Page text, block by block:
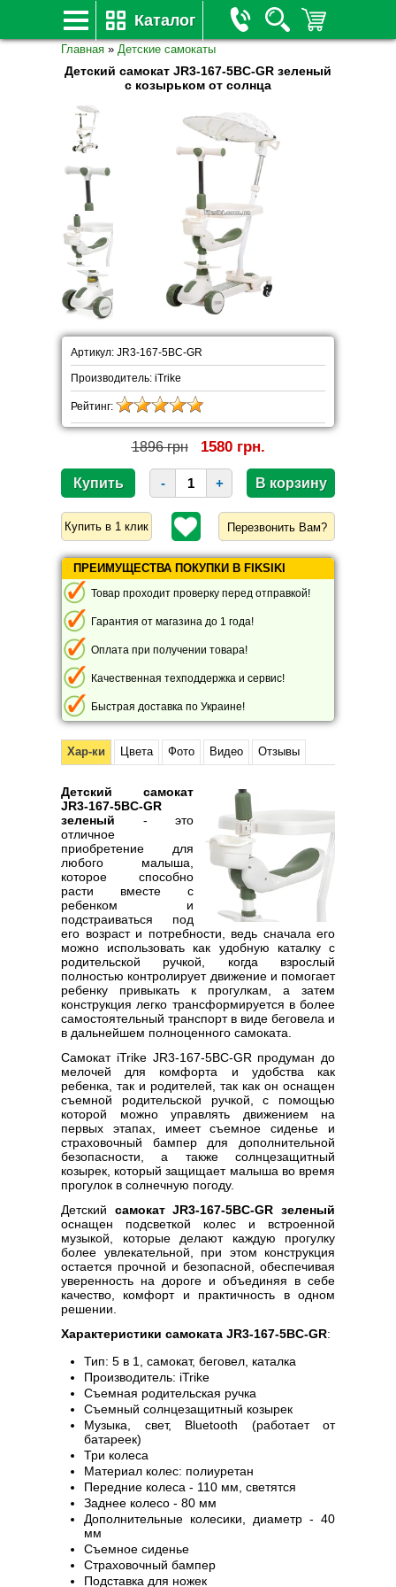
Каталог
Главная » Детские самокаты
Детский самокат JR3-167-5BC-GR зеленый
с козырьком от солнца
Артикул: JR3-167-5BC-GR
Производитель: iTrike
Рейтинг:
1896 грн 1580 грн.
- +
Перезвонить Вам?
ПРЕИМУЩЕСТВА ПОКУПКИ В FIKSIKI
Товар проходит проверку перед отправкой!
Гарантия от магазина до 1 года!
Оплата при получении товара!
Качественная техподдержка и сервис!
Быстрая доставка по Украине!
Хар-ки Цвета Фото Видео Отзывы
Детский самокат
JR3-167-5BC-GR
зеленый - это
отличное
приобретение для
любого малыша,
которое способно
расти вместе с
ребенком и
подстраиваться под
его возраст и потребности, ведь сначала его
можно использовать как удобную каталку с
родительской ручкой, когда взрослый
полностью контролирует движение и помогает
ребенку привыкать к прогулкам, а затем
конструкция легко трансформируется в более
самостоятельный транспорт в виде беговела и
в дальнейшем полноценного самоката.
Самокат iTrike JR3-167-5BC-GR продуман до
мелочей для комфорта и удобства как
ребенка, так и родителей, так как он оснащен
съемной родительской ручкой, с помощью
которой можно управлять движением на
первых этапах, имеет съемное сиденье и
страховочный бампер для дополнительной
безопасности, а также солнцезащитный
козырек, который защищает малыша во время
прогулок в солнечную погоду.
Детский самокат JR3-167-5BC-GR зеленый
оснащен подсветкой колес и встроенной
музыкой, которые делают каждую прогулку
более увлекательной, при этом конструкция
остается прочной и безопасной, обеспечивая
уверенность на дороге и объединяя в себе
качество, комфорт и практичность в одном
решении.
Характеристики самоката JR3-167-5BC-GR:
Тип: 5 в 1, самокат, беговел, каталка
Производитель: iTrike
Съемная родительская ручка
Съемный солнцезащитный козырек
Музыка, свет, Bluetooth (работает от
батареек)
Три колеса
Материал колес: полиуретан
Передние колеса - 110 мм, светятся
Заднее колесо - 80 мм
Дополнительные колесики, диаметр - 40
мм
Съемное сиденье
Страховочный бампер
Подставка для ножек